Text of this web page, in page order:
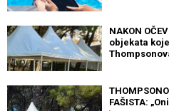
NAKON
objekata
FAŠISTA: